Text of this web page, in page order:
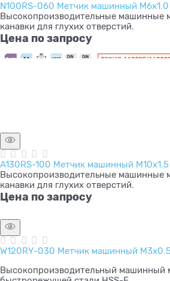
N100RS-060 Метчик машинный M6x1.0
Высокопроизводительные машинные
канавки для глухих отверстий.
Цена по запросу
A130RS-100 Метчик машинный M10x1.5
Высокопроизводительные машинные
канавки для глухих отверстий.
Цена по запросу
W120RY-030 Метчик машинный M3x0.5
Высокопроизводительный машинный